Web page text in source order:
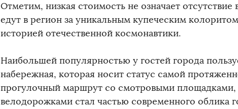
Отметим, низкая стоимость не означает
едут в регион за уникальным купеческим
историей отечественной космонавтики.
Наибольшей популярностью у гостей города
набережная, которая носит статус самой
прогулочный маршрут со смотровыми площадками,
велодорожками стал частью современного облика